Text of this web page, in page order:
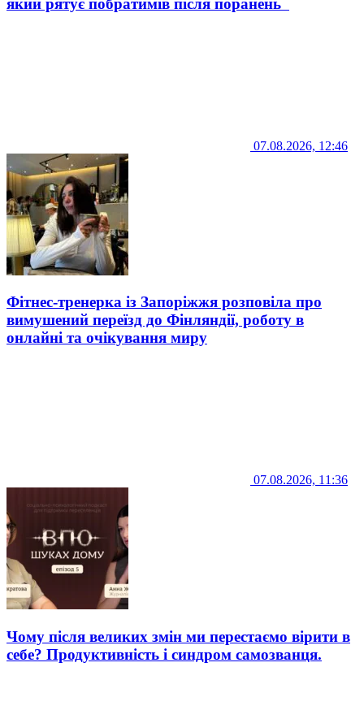
який рятує побратимів після поранень
07.08.2026, 12:46
Фітнес-тренерка із Запоріжжя розповіла про
вимушений переїзд до Фінляндії, роботу в
онлайні та очікування миру
07.08.2026, 11:36
Чому після великих змін ми перестаємо вірити в
себе? Продуктивність і синдром самозванця.